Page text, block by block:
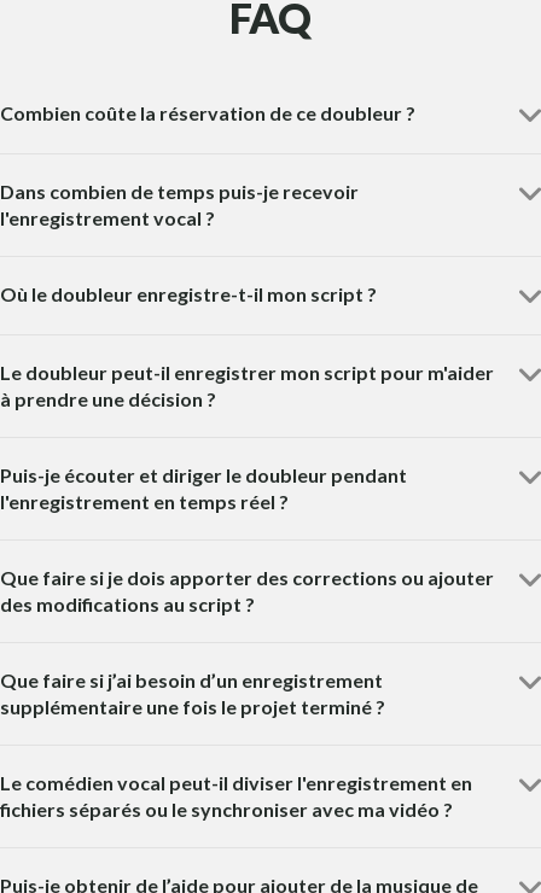
FAQ
Combien coûte la réservation de ce doubleur ?
Dans combien de temps puis-je recevoir
l'enregistrement vocal ?
Où le doubleur enregistre-t-il mon script ?
Le doubleur peut-il enregistrer mon script pour m'aider
à prendre une décision ?
Puis-je écouter et diriger le doubleur pendant
l'enregistrement en temps réel ?
Que faire si je dois apporter des corrections ou ajouter
des modifications au script ?
Que faire si j’ai besoin d’un enregistrement
supplémentaire une fois le projet terminé ?
Le comédien vocal peut-il diviser l'enregistrement en
fichiers séparés ou le synchroniser avec ma vidéo ?
Puis-je obtenir de l’aide pour ajouter de la musique de